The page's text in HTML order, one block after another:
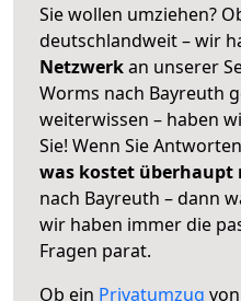
Sie wollen umziehen?
deutschlandweit – wir
Netzwerkan unserer
Worms nach Bayreuth
weiterwissen – haben
Sie! Wenn Sie
was kostet überhaupt
nach Bayreuth – dann
wir haben immer die
Fragen parat.
Ob ein Privatumzug